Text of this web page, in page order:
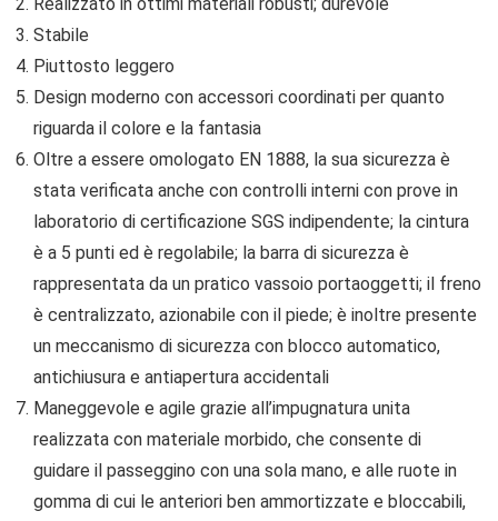
Stabile
Piuttosto leggero
Design moderno con accessori coordinati per quanto
riguarda il colore e la fantasia
Oltre a essere omologato EN 1888, la sua sicurezza è
stata verificata anche con controlli interni con prove in
laboratorio di certificazione SGS indipendente; la cintura
è a 5 punti ed è regolabile; la barra di sicurezza è
rappresentata da un pratico vassoio portaoggetti; il freno
è centralizzato, azionabile con il piede; è inoltre presente
un meccanismo di sicurezza con blocco automatico,
antichiusura e antiapertura accidentali
Maneggevole e agile grazie all’impugnatura unita
realizzata con materiale morbido, che consente di
guidare il passeggino con una sola mano, e alle ruote in
gomma di cui le anteriori ben ammortizzate e bloccabili,